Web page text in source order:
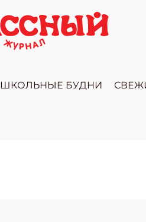
ШКОЛЬНЫЕ БУДНИ